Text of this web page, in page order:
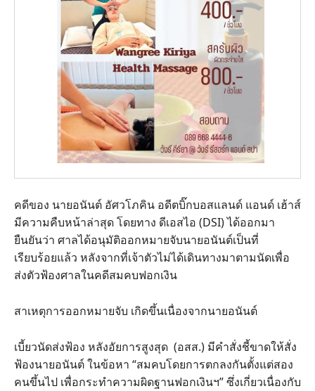
คดีของ นายอนันต์ อัศวโภคิน อดีตบิ๊กบอสแลนด์ แอนด์ เฮ้าส์
มีความคืบหน้าล่าสุด โดยทาง ดีเอสไอ (DSI) ได้ออกมา
ยืนยันว่า ศาลได้อนุมัติออกหมายจับนายอนันต์เป็นที่
เรียบร้อยแล้ว หลังจากที่เจ้าตัวไม่ได้เดินทางมาตามนัดเพื่อ
ส่งตัวฟ้องศาลในคดีสมคบฟอกเงิน
​สาเหตุการออกหมายจับ เกิดขึ้นเนื่องจากนายอนันต์
​เบี้ยวนัดส่งฟ้อง หลังอัยการสูงสุด (อสส.) มีคำสั่งชี้ขาดให้สั่ง
ฟ้องนายอนันต์ ในข้อหา “สมคบโดยการตกลงกันตั้งแต่สอง
คนขึ้นไป เพื่อกระทำความผิดฐานฟอกเงินฯ” ซึ่งเกี่ยวเนื่องกับ